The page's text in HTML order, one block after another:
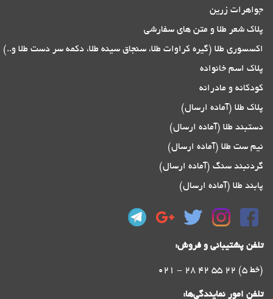
جواهرات زرین
پلاک شعر طلا و متن های سفارشی
اکسسوری طلا (گیره کراوات طلا، سنجاق سینه طلا، دکمه سر دست طلا و..)
پلاک اسم خانواده
کودکانه و مادرانه
پلاک طلا (آماده ارسال)
دستبند طلا (آماده ارسال)
نیم ست طلا (آماده ارسال)
گردنبند سنگ (آماده ارسال)
پابند طلا (آماده ارسال)
تلفن پشتیبانی و فروش:
021 - 28 42 55 22 (5 خط)
تلفن امور نمایندگی‌ها: